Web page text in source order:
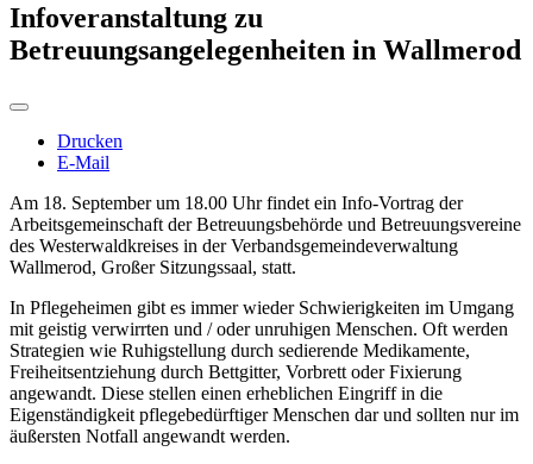
Infoveranstaltung zu
Betreuungsangelegenheiten in Wallmerod
Drucken
E-Mail
Am 18. September um 18.00 Uhr findet ein Info-Vortrag der
Arbeitsgemeinschaft der Betreuungsbehörde und Betreuungsvereine
des Westerwaldkreises in der Verbandsgemeindeverwaltung
Wallmerod, Großer Sitzungssaal, statt.
In Pflegeheimen gibt es immer wieder Schwierigkeiten im Umgang
mit geistig verwirrten und / oder unruhigen Menschen. Oft werden
Strategien wie Ruhigstellung durch sedierende Medikamente,
Freiheitsentziehung durch Bettgitter, Vorbrett oder Fixierung
angewandt. Diese stellen einen erheblichen Eingriff in die
Eigenständigkeit pflegebedürftiger Menschen dar und sollten nur im
äußersten Notfall angewandt werden.